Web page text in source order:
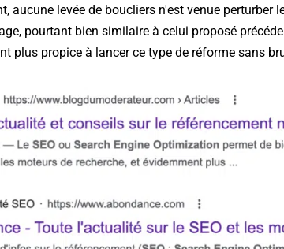
aucune levée de boucliers n'est venue perturber
pourtant bien similaire à celui proposé
plus propice à lancer ce type de réforme sans